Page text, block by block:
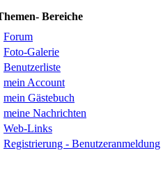
Bereiche
Forum
Foto-Galerie
Benutzerliste
mein Account
mein Gästebuch
meine Nachrichten
Web-Links
Registrierung - Benutzeranmeldung